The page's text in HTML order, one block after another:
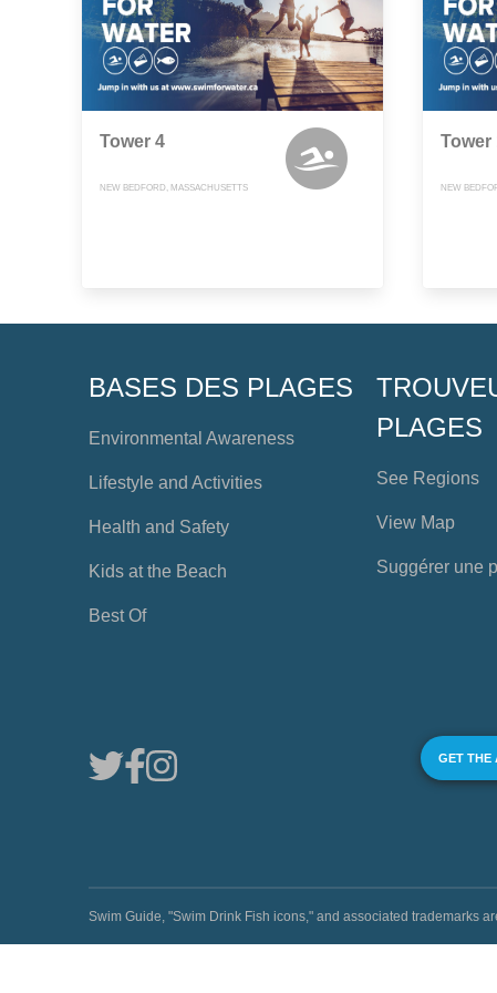
Tower 4
NEW BEDFORD, MASSACHUSETTS
Tower
NEW
BASES DES PLAGES
Environmental Awareness
Lifestyle and Activities
Health and Safety
Kids at the Beach
Best Of
PLAGES
See Regions
View Map
Suggérer une
GET THE
Swim Guide, "Swim Drink Fish icons," and associated trademarks